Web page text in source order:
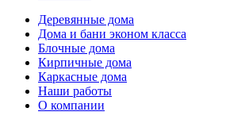
Деревянные дома
Дома и бани эконом класса
Блочные дома
Кирпичные дома
Каркасные дома
Наши работы
О компании